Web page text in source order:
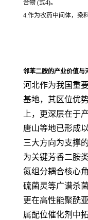
合物 (式4)。
4.作为农药中间体，染
邻苯二胺的产业价值与
河北作为我国重
基地，其区位优
上，更深层在于
唐山等地已形成
三大方向为支撑
为关键芳香二胺
氮组分耦合核心
硫菌灵等广谱杀
更在高性能聚酰
属配位催化剂中